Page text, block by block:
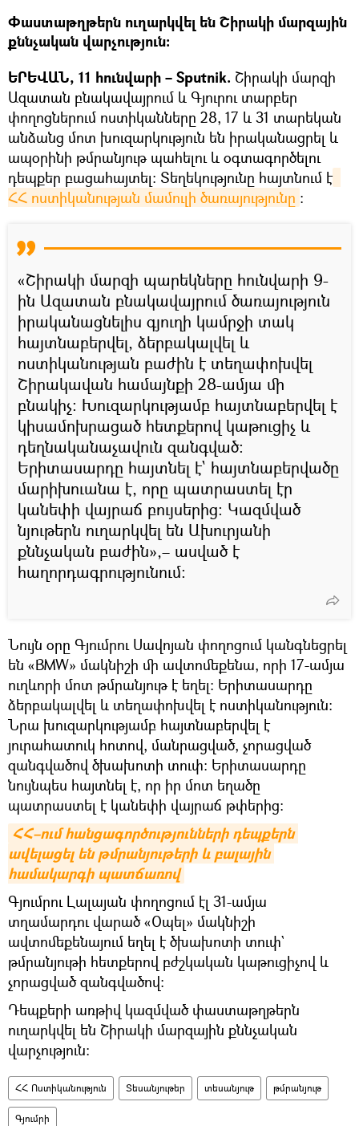
Փաստաթղթերն ուղարկվել են Շիրակի մարզային
քննչական վարչություն:
ԵՐԵՎԱՆ, 11 հունվարի – Sputnik. Շիրակի մարզի
Ազատան բնակավայրում և Գյուրու տարբեր
փողոցներում ոստիկանները 28, 17 և 31 տարեկան
անձանց մոտ խուզարկություն են իրականացրել և
ապօրինի թմրանյութ պահելու և օգտագործելու
դեպքեր բացահայտել։ Տեղեկությունը հայտնում է
ՀՀ ոստիկանության մամուլի ծառայությունը ։
«Շիրակի մարզի պարեկները հունվարի 9-
ին Ազատան բնակավայրում ծառայություն
իրականացնելիս գյուղի կամրջի տակ
հայտնաբերվել, ձերբակալվել և
ոստիկանության բաժին է տեղափոխվել
Շիրակավան համայնքի 28-ամյա մի
բնակիչ: Խուզարկությամբ հայտնաբերվել է
կիսամոխրացած հետքերով կաթուցիչ և
դեղնականաչավուն զանգված:
Երիտասարդը հայտնել է` հայտնաբերվածը
մարիխուանա է, որը պատրաստել էր
կանեփի վայրաճ բույսերից: Կազմված
նյութերն ուղարկվել են Ախուրյանի
քննչական բաժին»,– ասված է
հաղորդագրությունում:
Նույն օրը Գյումրու Սավոյան փողոցում կանգնեցրել
են «BMW» մակնիշի մի ավտոմեքենա, որի 17-ամյա
ուղևորի մոտ թմրանյութ է եղել։ Երիտասարդը
ձերբակալվել և տեղափոխվել է ոստիկանություն։
Նրա խուզարկությամբ հայտնաբերվել է
յուրահատուկ հոտով, մանրացված, չորացված
զանգվածով ծխախոտի տուփ: Երիտասարդը
նույնպես հայտնել է, որ իր մոտ եղածը
պատրաստել է կանեփի վայրաճ թփերից:
ՀՀ–ում հանցագործությունների դեպքերն
ավելացել են թմրանյութերի և բալային
համակարգի պատճառով
Գյումրու Լալայան փողոցում էլ 31-ամյա
տղամարդու վարած «Օպել» մակնիշի
ավտոմեքենայում եղել է ծխախոտի տուփ`
թմրանյութի հետքերով բժշկական կաթուցիչով և
չորացված զանգվածով:
Դեպքերի առթիվ կազմված փաստաթղթերն
ուղարկվել են Շիրակի մարզային քննչական
վարչություն:
ՀՀ Ոստիկանություն Տեսանյութեր տեսանյութ թմրանյութ
Գյումրի